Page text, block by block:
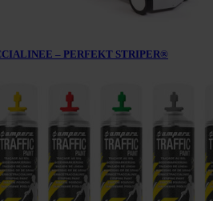
– PERFEKT STRIPER®